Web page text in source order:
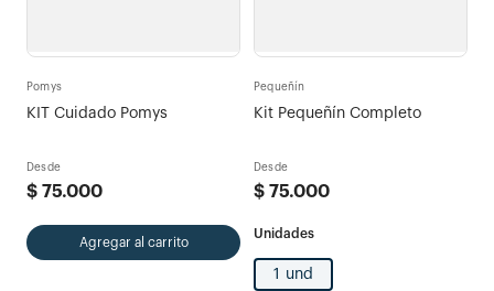
Pomys
KIT Cuidado Pomys
Desde
$ 75.000
Agregar al carrito
Pequeñín
Kit Pequeñín Completo
Desde
$ 75.000
1 und